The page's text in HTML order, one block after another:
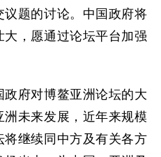
题的讨论。中国政府将
，愿通过论坛平台加强
府对博鳌亚洲论坛的大
未来发展，近年来规模
继续同中方及有关各方